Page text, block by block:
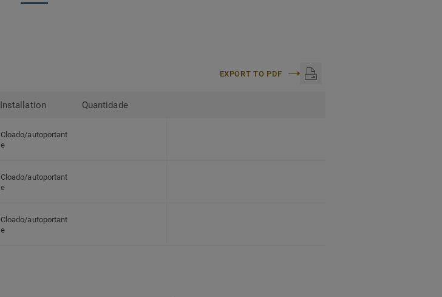
EXPORT TO PDF
Installation Quantidade
Cloado/autoportant
e
Cloado/autoportant
e
Cloado/autoportant
e